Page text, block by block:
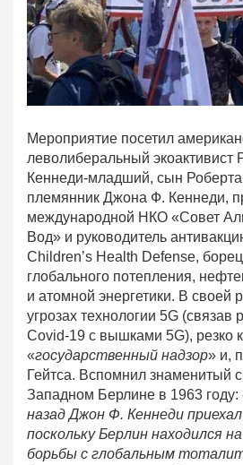
Мероприятие посетил
леволиберальный экоактивист
Кеннеди-младший, сын
племянник Джона Ф. Кеннеди,
международной НКО «Совет
Вод» и руководитель
Children’s Health Defense,
глобального потепления,
и атомной энергетики. В своей
угрозах технологии 5G (связав
Covid-19 с вышками 5G), резко
«государственный надзор» и,
Гейтса. Вспомнил знаменитый
Западном Берлине в 1963 году:
назад Джон Ф. Кеннеди
поскольку Берлин находился
борьбы с глобальным